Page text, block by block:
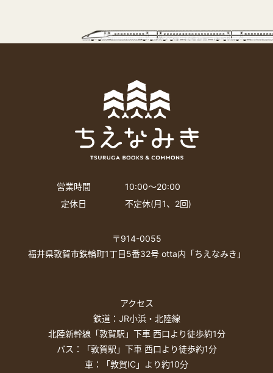
営業時間
10:00〜20:00
定休日
不定休(月1、2回)
〒914-0055
福井県敦賀市鉄輪町1丁目5番32号 otta内「ちえなみき」
アクセス
鉄道：JR小浜・北陸線
北陸新幹線「敦賀駅」下車 西口より徒歩約1分
バス：「敦賀駅」下車 西口より徒歩約1分
車：「敦賀IC」より約10分